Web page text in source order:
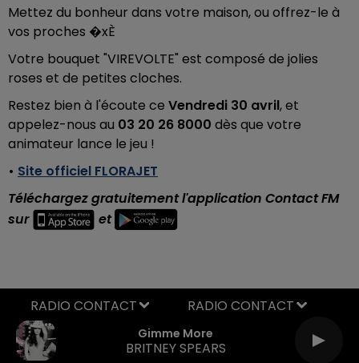
Mettez du bonheur dans votre maison, ou offrez-le à
vos proches �xÈ
Votre bouquet "VIREVOLTE" est composé de jolies
roses et de petites cloches.
Restez bien à l'écoute ce Vendredi 30 avril, et
appelez-nous au 03 20 26 8000 dès que votre
animateur lance le jeu !
• Site officiel FLORAJET
Téléchargez gratuitement l'application Contact FM
sur
et
Gimme More
BRITNEY SPEARS
RADIO CONTACT